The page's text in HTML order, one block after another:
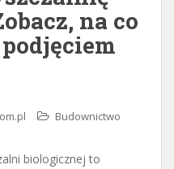
na co
Budownictwo
biologicznej to